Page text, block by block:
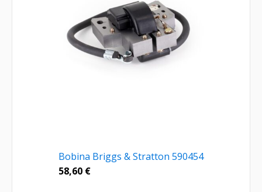
Bobina Briggs & Stratton 590454
58,60 €